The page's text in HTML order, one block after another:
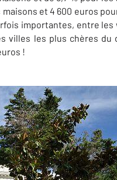
et 4 600 euros
importantes, entre les
villes les plus chères
!